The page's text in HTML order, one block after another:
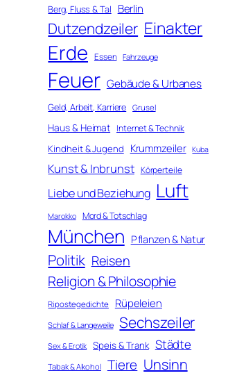
Berg, Fluss & Tal Berlin
Dutzendzeiler Einakter
Erde Essen Fahrzeuge
Feuer Gebäude & Urbanes
Geld, Arbeit, Karriere Grusel
Haus & Heimat Internet & Technik
Kindheit & Jugend Krummzeiler Kuba
Kunst & Inbrunst Körperteile
Liebe und Beziehung Luft
Marokko Mord & Totschlag
München Pflanzen & Natur
Politik Reisen
Religion & Philosophie
Ripostegedichte Rüpeleien
Schlaf & Langeweile Sechszeiler
Sex & Erotik Speis & Trank Städte
Tabak & Alkohol Tiere Unsinn